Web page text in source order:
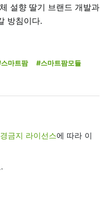
설향 딸기 브랜드 개발과
방침이다.
마트팜
#스마트팜모듈
금지 라이선스에 따라 이